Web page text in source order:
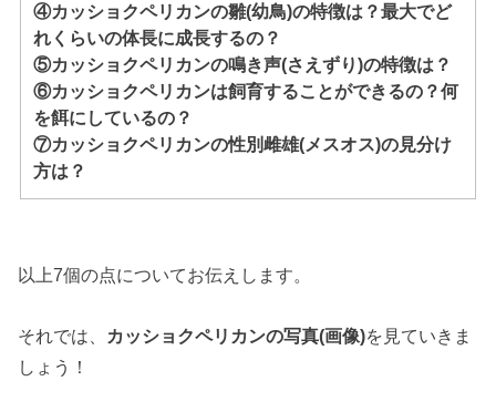
④カッショクペリカンの雛(幼鳥)の特徴は？最大でど
れくらいの体長に成長するの？
⑤カッショクペリカンの鳴き声(さえずり)の特徴は？
⑥カッショクペリカンは飼育することができるの？何
を餌にしているの？
⑦カッショクペリカンの性別雌雄(メスオス)の見分け
方は？
以上7個の点についてお伝えします。
それでは、 カッショクペリカンの写真(画像)を見ていきま
しょう！